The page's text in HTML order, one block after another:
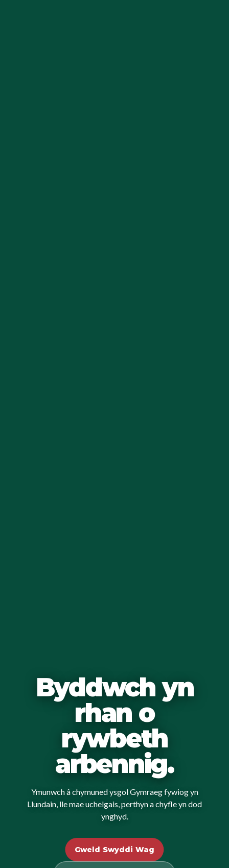
Byddwch yn
rhan o
rywbeth
arbennig.
Ymunwch â chymuned ysgol Gymraeg fywiog yn
Llundain, lle mae uchelgais, perthyn a chyfle yn dod
ynghyd.
Gweld Swyddi Wag